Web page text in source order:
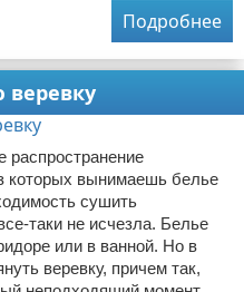
Подробнее
веревку
распространение
которых вынимаешь белье
сушить
таки не исчезла. Белье
или в ванной. Но в
веревку, причем так,